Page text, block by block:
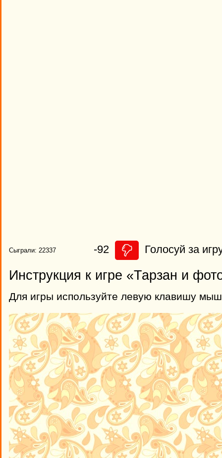
Сыграли: 22337 -92 Голосуй за
Инструкция к игре «Тарзан и
Для игры используйте левую клавишу